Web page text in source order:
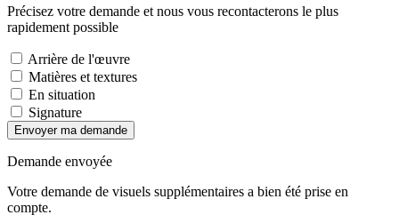
Précisez votre demande et nous vous recontacterons le plus
rapidement possible
Arrière de l'œuvre
Matières et textures
En situation
Signature
Envoyer ma demande
Demande envoyée
Votre demande de visuels supplémentaires a bien été prise en
compte.